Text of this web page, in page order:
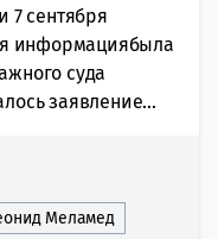
7 сентября
информациябыла
суда
заявление...
Меламед